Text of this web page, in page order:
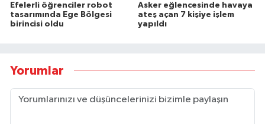
Efelerli öğrenciler robot
tasarımında Ege Bölgesi
birincisi oldu
Asker eğlencesinde havaya
ateş açan 7 kişiye işlem
yapıldı
Yorumlar